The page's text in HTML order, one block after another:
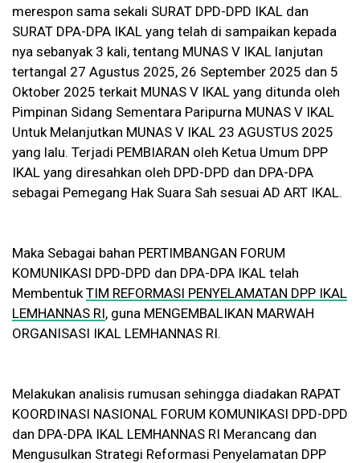
merespon sama sekali SURAT DPD-DPD IKAL dan
SURAT DPA-DPA IKAL yang telah di sampaikan kepada
nya sebanyak 3 kali, tentang MUNAS V IKAL lanjutan
tertangal 27 Agustus 2025, 26 September 2025 dan 5
Oktober 2025 terkait MUNAS V IKAL yang ditunda oleh
Pimpinan Sidang Sementara Paripurna MUNAS V IKAL
Untuk Melanjutkan MUNAS V IKAL 23 AGUSTUS 2025
yang lalu. Terjadi PEMBIARAN oleh Ketua Umum DPP
IKAL yang diresahkan oleh DPD-DPD dan DPA-DPA
sebagai Pemegang Hak Suara Sah sesuai AD ART IKAL.
Maka Sebagai bahan PERTIMBANGAN FORUM
KOMUNIKASI DPD-DPD dan DPA-DPA IKAL telah
MembentukTIM REFORMASI PENYELAMATAN DPP IKAL
LEMHANNAS RI, guna MENGEMBALIKAN MARWAH
ORGANISASI IKAL LEMHANNAS RI.
Melakukan analisis rumusan sehingga diadakan RAPAT
KOORDINASI NASIONAL FORUM KOMUNIKASI DPD-DPD
dan DPA-DPA IKAL LEMHANNAS RI Merancang dan
Mengusulkan Strategi Reformasi Penyelamatan DPP